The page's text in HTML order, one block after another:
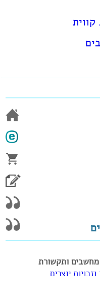
מחשבים ותקשורת
יוצרים